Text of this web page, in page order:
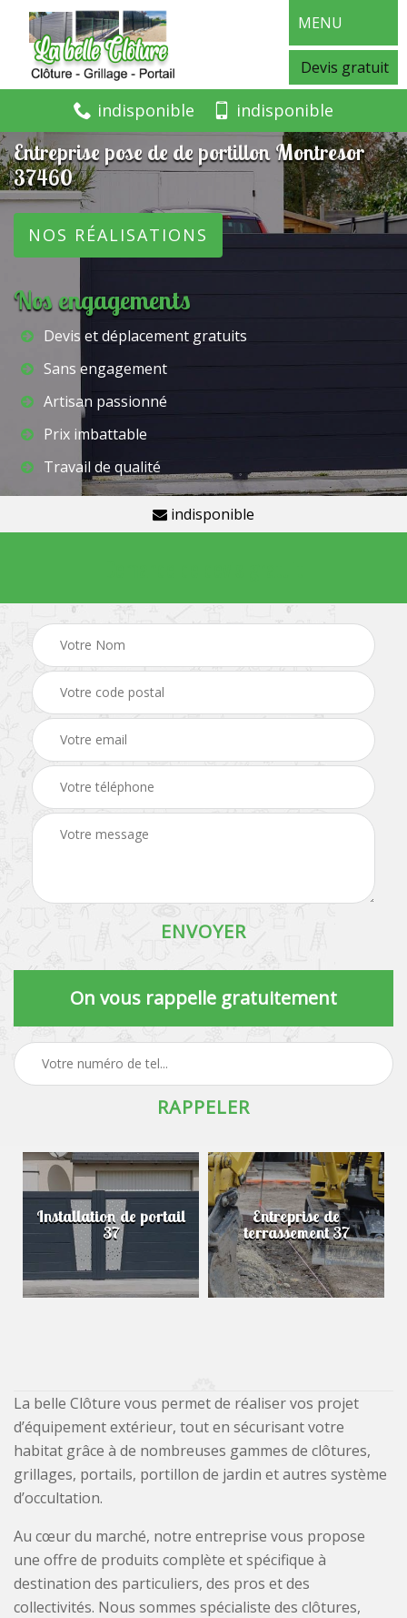
MENU
Devis gratuit
indisponible indisponible
Entreprise pose de de portillon Montresor
37460
NOS RÉALISATIONS
Nos engagements
Devis et déplacement gratuits
Sans engagement
Artisan passionné
Prix imbattable
Travail de qualité
indisponible
On vous rappelle gratuitement
Installation de portail
37
Entreprise de
terrassement 37
La belle Clôture vous permet de réaliser vos projet
d’équipement extérieur, tout en sécurisant votre
habitat grâce à de nombreuses gammes de clôtures,
grillages, portails, portillon de jardin et autres système
d’occultation.
Au cœur du marché, notre entreprise vous propose
une offre de produits complète et spécifique à
destination des particuliers, des pros et des
collectivités. Nous sommes spécialiste des clôtures,